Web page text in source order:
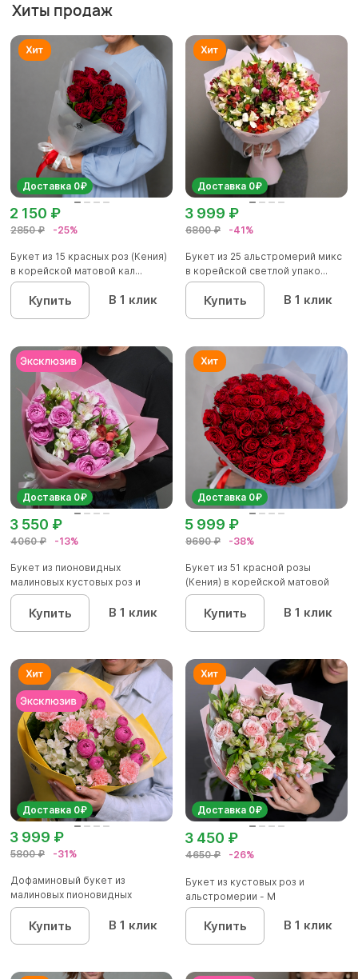
Хиты продаж
Доставка 0₽
2850 ₽ -25%
2 150 ₽
Букет из 15 красных роз (Кения)
в корейской матовой кал...
Купить В 1 клик
Доставка 0₽
6800 ₽ -41%
3 999 ₽
Букет из 25 альстромерий микс
в корейской светлой упако...
Купить В 1 клик
Доставка 0₽
4060 ₽ -13%
3 550 ₽
Букет из пионовидных
малиновых кустовых роз и
альстроме...
Купить В 1 клик
Доставка 0₽
9690 ₽ -38%
5 999 ₽
Букет из 51 красной розы
(Кения) в корейской матовой
уп...
Купить В 1 клик
Доставка 0₽
5800 ₽ -31%
3 999 ₽
Дофаминовый букет из
малиновых пионовидных
кустовых роз...
Купить В 1 клик
Доставка 0₽
4650 ₽ -26%
3 450 ₽
Букет из кустовых роз и
альстромерии - М
Купить В 1 клик